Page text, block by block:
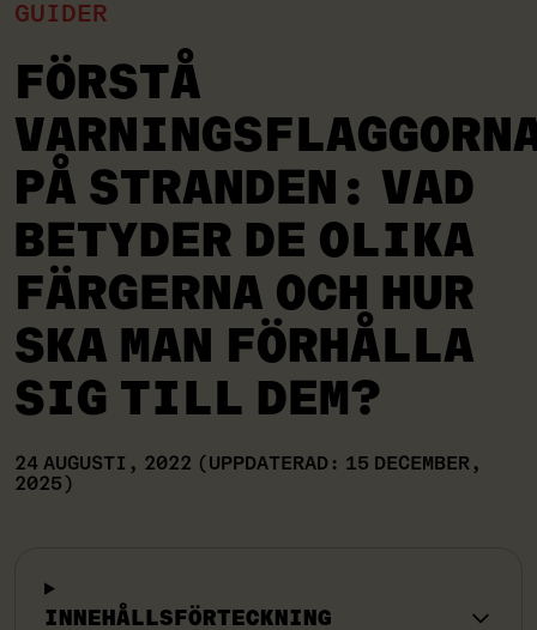
GUIDER
FÖRSTÅ
PÅ STRANDEN: VAD
BETYDER DE OLIKA
FÄRGERNA OCH HUR
SKA MAN FÖRHÅLLA
SIG TILL DEM?
24 AUGUSTI, 2022 (UPPDATERAD: 15 DECEMBER,
2025)
INNEHÅLLSFÖRTECKNING